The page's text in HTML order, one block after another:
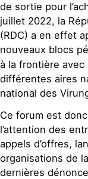
de sortie pour
juillet 2022, la
(RDC) a en effet
nouveaux blocs
à la frontière avec
différentes aires
national des
Ce forum est
l’attention des
appels d’offres,
organisations de
dernières